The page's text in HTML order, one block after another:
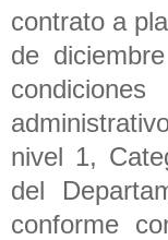
contrato a
de
nivel 1,
del
conforme